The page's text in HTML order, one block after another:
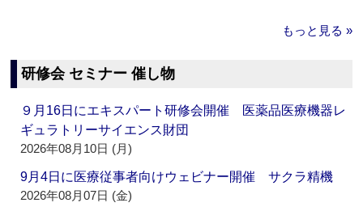
もっと見る »
研修会 セミナー 催し物
９月16日にエキスパート研修会開催 医薬品医療機器レ
ギュラトリーサイエンス財団
2026年08月10日 (月)
9月4日に医療従事者向けウェビナー開催 サクラ精機
2026年08月07日 (金)